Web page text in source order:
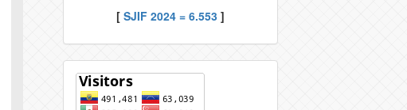
[ SJIF 2024 = 6.553 ]